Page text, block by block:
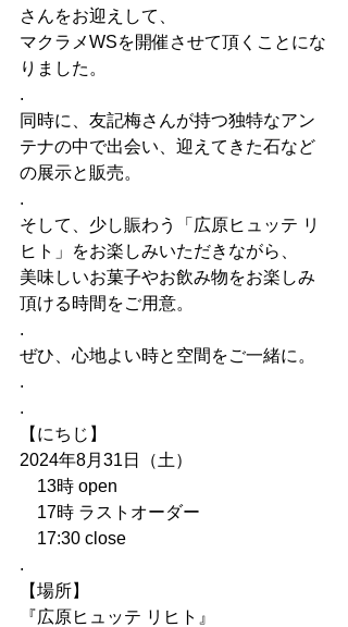
さんをお迎えして、
マクラメWSを開催させて頂くことにな
りました。
.
同時に、友記梅さんが持つ独特なアン
テナの中で出会い、迎えてきた石など
の展示と販売。
.
そして、少し賑わう「広原ヒュッテ リ
ヒト」をお楽しみいただきながら、
美味しいお菓子やお飲み物をお楽しみ
頂ける時間をご用意。
.
ぜひ、心地よい時と空間をご一緒に。
.
.
【にちじ】
2024年8月31日（土）
13時 open
17時 ラストオーダー
17:30 close
.
【場所】
『広原ヒュッテ リヒト』